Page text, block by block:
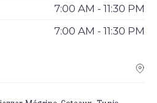
7:00 AM - 11:30 PM
7:00 AM - 11:30 PM